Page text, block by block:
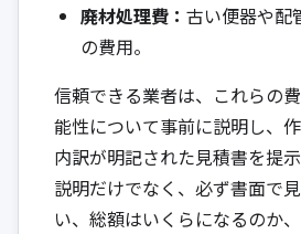
廃材処理費： 古い便器や配
の費用。
信頼できる業者は、これらの
能性について事前に説明し、
内訳が明記された見積書を提
説明だけでなく、必ず書面で
い、総額はいくらになるのか